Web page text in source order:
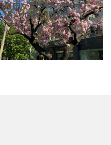
自由が丘の街の憩いの
場、九品仏川緑道。ここ
最近の暖冬のせいか、桜
の開花・満開の時期も早
まっているようです。昨
日はもう葉桜でした。で